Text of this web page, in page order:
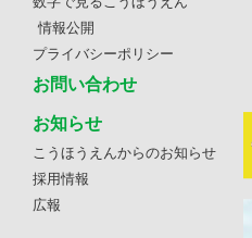
情報公開
プライバシーポリシー
お問い合わせ
お知らせ
こうほうえんからのお知らせ
採用情報
広報